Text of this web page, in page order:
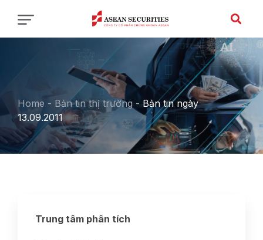
Home - Bản tin thị trường -Bản tin ngày
13.09.2011
Trung tâm phân tích